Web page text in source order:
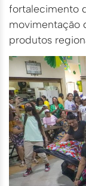
fortalecimento
movimentação
produtos